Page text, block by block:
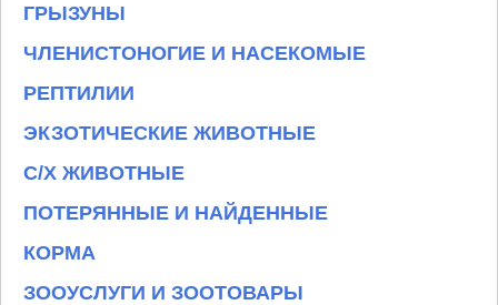
ГРЫЗУНЫ
ЧЛЕНИСТОНОГИЕ И НАСЕКОМЫЕ
РЕПТИЛИИ
ЭКЗОТИЧЕСКИЕ ЖИВОТНЫЕ
С/Х ЖИВОТНЫЕ
ПОТЕРЯННЫЕ И НАЙДЕННЫЕ
КОРМА
ЗООУСЛУГИ И ЗООТОВАРЫ